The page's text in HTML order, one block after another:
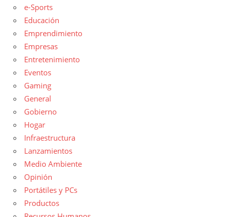
e-Sports
Educación
Emprendimiento
Empresas
Entretenimiento
Eventos
Gaming
General
Gobierno
Hogar
Infraestructura
Lanzamientos
Medio Ambiente
Opinión
Portátiles y PCs
Productos